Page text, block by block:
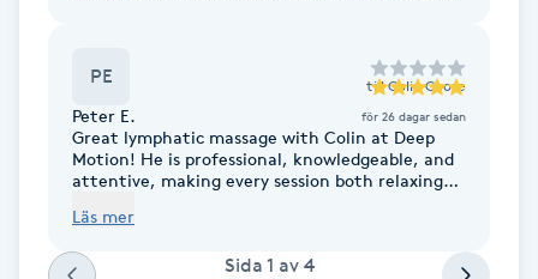
PE till Colin Coore
Peter E. för 26 dagar sedan
Great lymphatic massage with Colin at Deep
Motion! He is professional, knowledgeable, and
attentive, making every session both relaxing
and well taken care of. Highly recommended!
Läs mer
Sida 1 av 4